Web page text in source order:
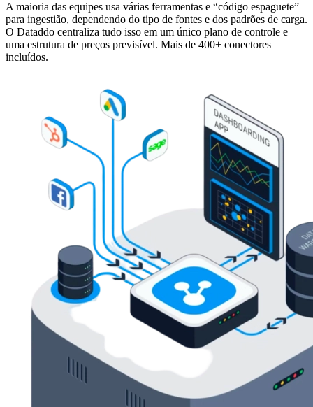
A maioria das equipes usa várias ferramentas e “código espaguete”
para ingestião, dependendo do tipo de fontes e dos padrões de carga.
O Dataddo centraliza tudo isso em um único plano de controle e
uma estrutura de preços previsível. Mais de 400+ conectores
incluídos.